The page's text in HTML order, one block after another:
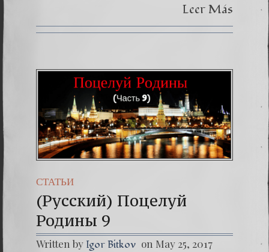
Leer Más
СТАТЬИ
(Русский) Поцелуй
Родины 9
Written by Igor Bitkov on May 25, 2017